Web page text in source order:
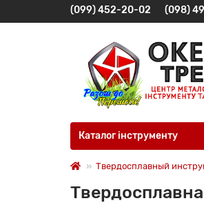
(099) 452-20-02 (098)
Каталог інструменту
Твердосплавный